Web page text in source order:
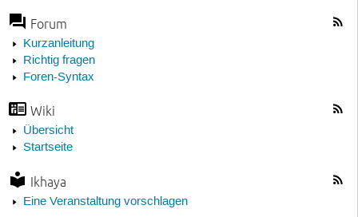
Forum
Kurzanleitung
Richtig fragen
Foren-Syntax
Wiki
Übersicht
Startseite
Ikhaya
Eine Veranstaltung vorschlagen